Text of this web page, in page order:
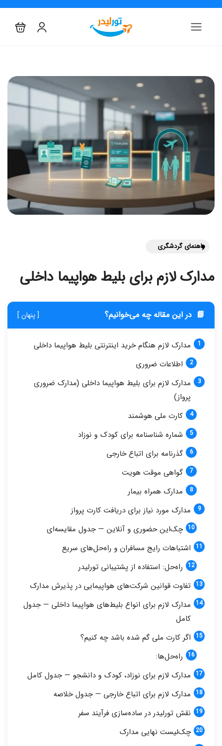
راهنمای گردشگری
مدارک لازم برای بلیط هواپیما داخلی
📘 در این مقاله چه می‌خوانیم؟ [ پنهان ]
مدارک لازم هنگام خرید اینترنتی بلیط هواپیما داخلی
اطلاعات ضروری
مدارک لازم برای بلیط هواپیما داخلی (مدارک ضروری
پرواز)
کارت ملی هوشمند
شماره شناسنامه برای کودک و نوزاد
گذرنامه برای اتباع خارجی
گواهی موقت هویت
مدارک همراه بیمار
مدارک مورد نیاز برای دریافت کارت پرواز
چک‌این حضوری و آنلاین — جدول مقایسه‌ای
اشتباهات رایج مسافران و راه‌حل‌های سریع
راه‌حل: استفاده از پشتیبانی تورلیدر
تفاوت قوانین شرکت‌های هواپیمایی در پذیرش مدارک
مدارک لازم برای انواع بلیط‌های هواپیما داخلی — جدول
کامل
اگر کارت ملی گم شده باشد چه کنیم؟
راه‌حل‌ها:
مدارک لازم برای نوزاد، کودک و دانشجو — جدول کامل
مدارک لازم برای اتباع خارجی — جدول خلاصه
نقش تورلیدر در ساده‌سازی فرآیند سفر
چک‌لیست نهایی مدارک